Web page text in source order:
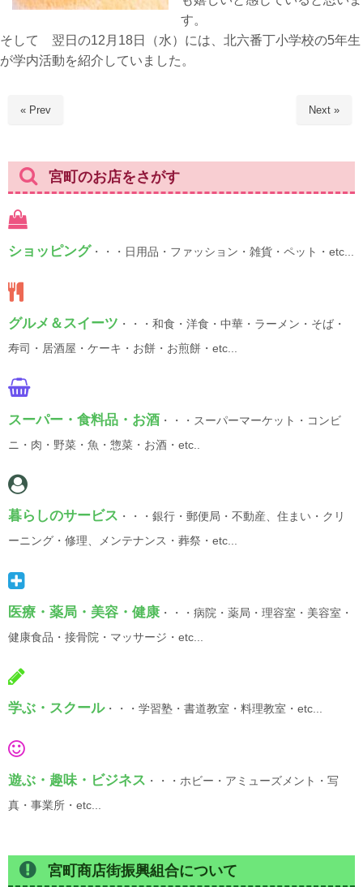
す。
そして 翌日の12月18日（水）には、北六番丁小学校の5年生
が学内活動を紹介していました。
« Prev Next »
宮町のお店をさがす
ショッピング ・・・日用品・ファッション・雑貨・ペット・etc...
グルメ＆スイーツ ・・・和食・洋食・中華・ラーメン・そば・
寿司・居酒屋・ケーキ・お餅・お煎餅・etc...
スーパー・食料品・お酒 ・・・スーパーマーケット・コンビ
ニ・肉・野菜・魚・惣菜・お酒・etc..
暮らしのサービス ・・・銀行・郵便局・不動産、住まい・クリ
ーニング・修理、メンテナンス・葬祭・etc...
医療・薬局・美容・健康 ・・・病院・薬局・理容室・美容室・
健康食品・接骨院・マッサージ・etc...
学ぶ・スクール・・・学習塾・書道教室・料理教室・etc...
遊ぶ・趣味・ビジネス ・・・ホビー・アミューズメント・写
真・事業所・etc...
宮町商店街振興組合について